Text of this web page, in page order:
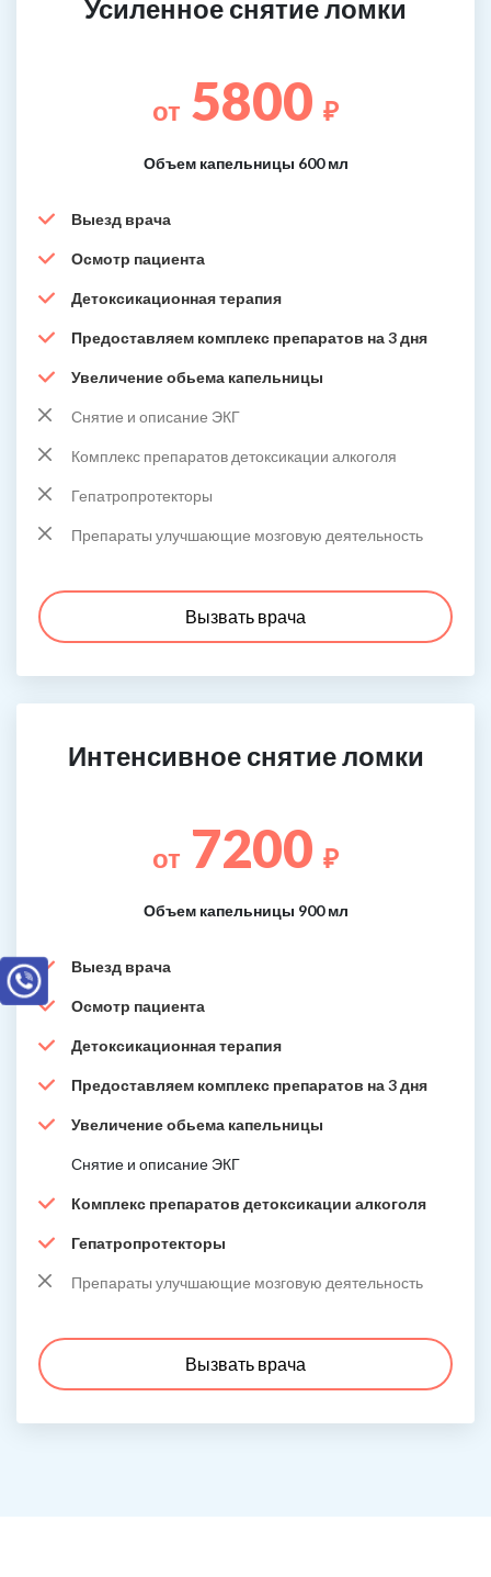
Усиленное снятие ломки
от 5800 ₽
Объем капельницы 600 мл
Выезд врача
Осмотр пациента
Детоксикационная терапия
Предоставляем комплекс препаратов на 3 дня
Увеличение обьема капельницы
Снятие и описание ЭКГ
Комплекс препаратов детоксикации алкоголя
Гепатропротекторы
Препараты улучшающие мозговую деятельность
Вызвать врача
Интенсивное снятие ломки
от 7200 ₽
Объем капельницы 900 мл
Выезд врача
Осмотр пациента
Детоксикационная терапия
Предоставляем комплекс препаратов на 3 дня
Увеличение обьема капельницы
Снятие и описание ЭКГ
Комплекс препаратов детоксикации алкоголя
Гепатропротекторы
Препараты улучшающие мозговую деятельность
Вызвать врача